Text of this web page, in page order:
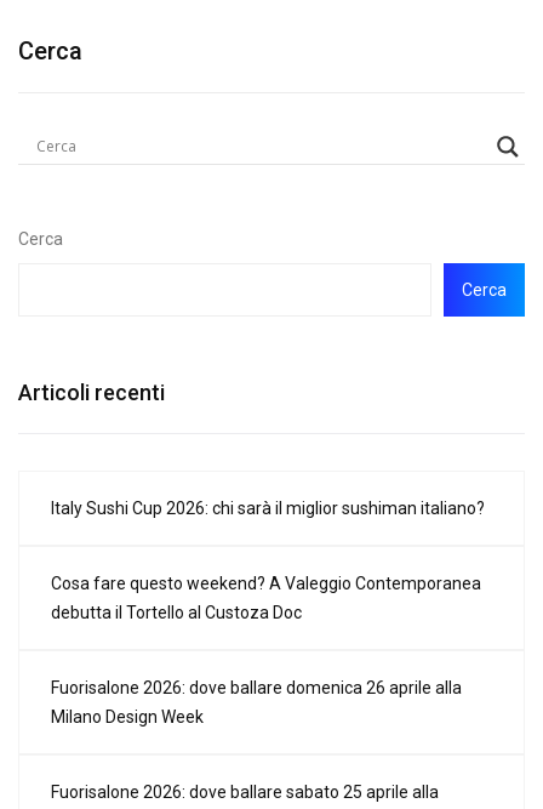
Cerca
Cerca
Cerca
Articoli recenti
Italy Sushi Cup 2026: chi sarà il miglior sushiman italiano?
Cosa fare questo weekend? A Valeggio Contemporanea
debutta il Tortello al Custoza Doc
Fuorisalone 2026: dove ballare domenica 26 aprile alla
Milano Design Week
Fuorisalone 2026: dove ballare sabato 25 aprile alla